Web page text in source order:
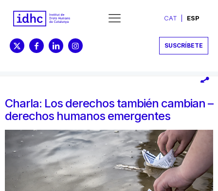
CAT ESP
SUSCRÍBETE
Charla: Los derechos también cambian –
derechos humanos emergentes